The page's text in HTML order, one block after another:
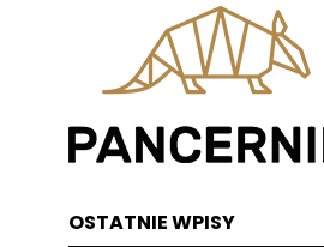
OSTATNIE WPISY